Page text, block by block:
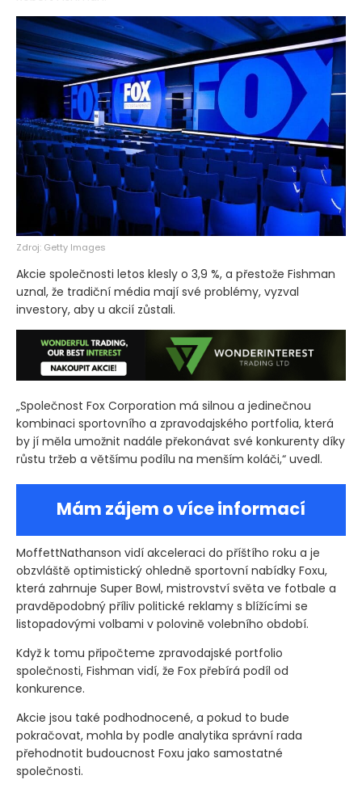
Zdroj: Getty Images
Akcie společnosti letos klesly o 3,9 %, a přestože Fishman
uznal, že tradiční média mají své problémy, vyzval
investory, aby u akcií zůstali.
„Společnost Fox Corporation má silnou a jedinečnou
kombinaci sportovního a zpravodajského portfolia, která
by jí měla umožnit nadále překonávat své konkurenty díky
růstu tržeb a většímu podílu na menším koláči,“ uvedl.
Mám zájem o více informací
MoffettNathanson vidí akceleraci do příštího roku a je
obzvláště optimistický ohledně sportovní nabídky Foxu,
která zahrnuje Super Bowl, mistrovství světa ve fotbale a
pravděpodobný příliv politické reklamy s blížícími se
listopadovými volbami v polovině volebního období.
Když k tomu připočteme zpravodajské portfolio
společnosti, Fishman vidí, že Fox přebírá podíl od
konkurence.
Akcie jsou také podhodnocené, a pokud to bude
pokračovat, mohla by podle analytika správní rada
přehodnotit budoucnost Foxu jako samostatné
společnosti.